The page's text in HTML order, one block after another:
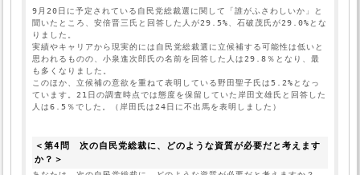
9月20日に予定されている自民党総裁選に関して「誰がふさわしいか」と
聞いたところ、安倍晋三氏と回答した人が29.5%、石破茂氏が29.0%とな
りました。
実績やキャリアから現実的には自民党総裁選に立候補する可能性は低いと
思われるものの、小泉進次郎氏の名前を回答した人は29.8％となり、最
も多くなりました。
このほか、立候補の意欲を重ねて表明している野田聖子氏は5.2%となっ
ています。21日の調査時点では態度を保留していた岸田文雄氏と回答した
人は6.5％でした。（岸田氏は24日に不出馬を表明しました）
＜第4問　次の自民党総裁に、どのような資質が必要だと考えます
か？＞